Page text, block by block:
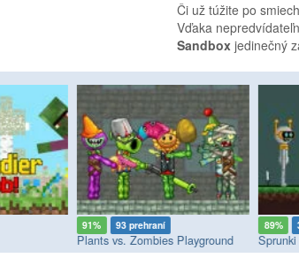
Či už túžite po
Vďaka
Sandbox jedinečný
91% 93 prehraní
Plants vs. Zombies Playground
89%